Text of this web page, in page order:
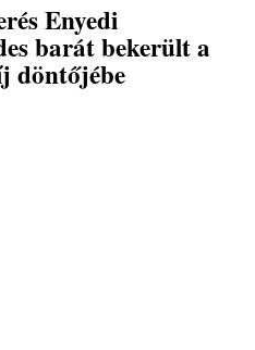
Enyedi
barát bekerült a
döntőjébe